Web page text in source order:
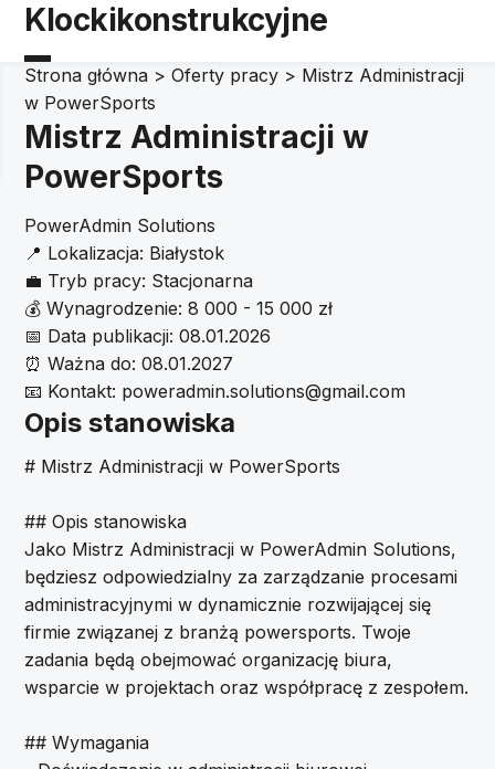
Klockikonstrukcyjne
Strona główna >Oferty pracy > Mistrz Administracji
w PowerSports
Mistrz Administracji w
PowerSports
PowerAdmin Solutions
📍 Lokalizacja: Białystok
💼 Tryb pracy: Stacjonarna
💰 Wynagrodzenie: 8 000 - 15 000 zł
📅 Data publikacji: 08.01.2026
⏰ Ważna do: 08.01.2027
📧 Kontakt: poweradmin.solutions@gmail.com
Opis stanowiska
# Mistrz Administracji w PowerSports
## Opis stanowiska
Jako Mistrz Administracji w PowerAdmin Solutions,
będziesz odpowiedzialny za zarządzanie procesami
administracyjnymi w dynamicznie rozwijającej się
firmie związanej z branżą powersports. Twoje
zadania będą obejmować organizację biura,
wsparcie w projektach oraz współpracę z zespołem.
## Wymagania